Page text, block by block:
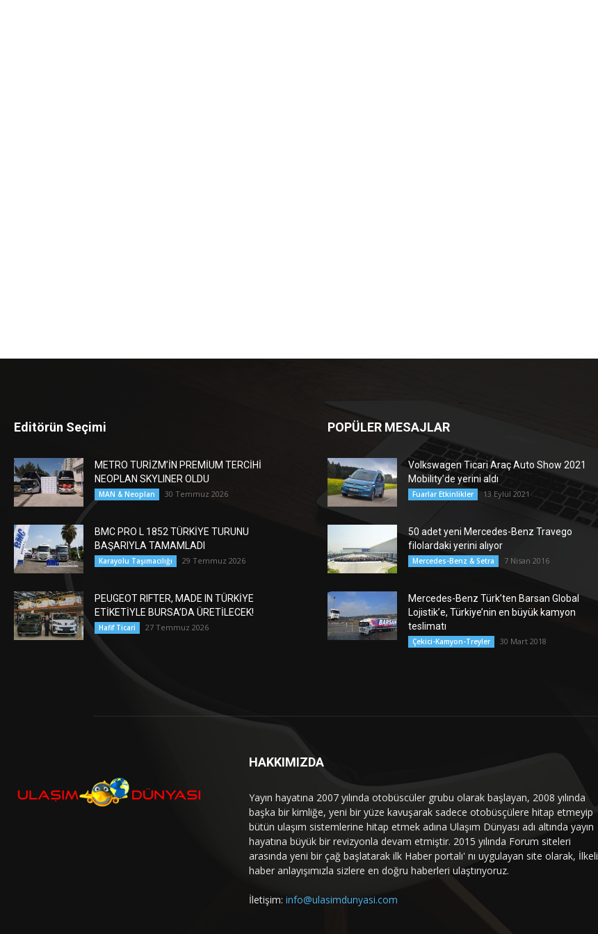
Editörün Seçimi
METRO TURİZM’İN PREMİUM TERCİHİ
NEOPLAN SKYLINER OLDU
MAN & Neoplan 30 Temmuz 2026
BMC PRO L 1852 TÜRKİYE TURUNU
BAŞARIYLA TAMAMLADI
Karayolu Taşımacılığı 29 Temmuz 2026
PEUGEOT RIFTER, MADE IN TÜRKİYE
ETİKETİYLE BURSA’DA ÜRETİLECEK!
Hafif Ticari 27 Temmuz 2026
POPÜLER MESAJLAR
Volkswagen Ticari Araç Auto Show 2021
Mobility’de yerini aldı
Fuarlar Etkinlikler 13 Eylül 2021
50 adet yeni Mercedes-Benz Travego
filolardaki yerini alıyor
Mercedes-Benz & Setra 7 Nisan 2016
Mercedes-Benz Türk’ten Barsan Global
Lojistik’e, Türkiye’nin en büyük kamyon
teslimatı
Çekici-Kamyon-Treyler 30 Mart 2018
HAKKIMIZDA
Yayın hayatına 2007 yılında otobüscüler grubu olarak başlayan, 2008 yılında
başka bir kimliğe, yeni bir yüze kavuşarak sadece otobüsçülere hitap etmeyip
bütün ulaşım sistemlerine hitap etmek adına Ulaşım Dünyası adı altında yayın
hayatına büyük bir revizyonla devam etmiştir. 2015 yılında Forum siteleri
arasında yeni bir çağ başlatarak ilk Haber portalı' nı uygulayan site olarak, İlkeli
haber anlayışımızla sizlere en doğru haberleri ulaştırıyoruz.
İletişim: info@ulasimdunyasi.com